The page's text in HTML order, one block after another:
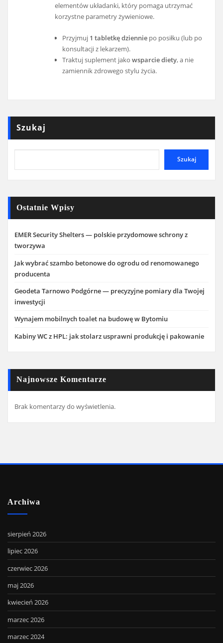
elementów układanki, który pomaga utrzymać
korzystne parametry żywieniowe.
Przyjmuj 1 tabletkę dzienniepo posiłku (lub po
konsultacji z lekarzem).
Traktuj suplement jako wsparcie diety, a nie
zamiennik zdrowego stylu życia.
Szukaj
Szukaj
Ostatnie Wpisy
EMER Security Shelters — polskie przydomowe schrony z
tworzywa
Jak wybrać szambo betonowe do ogrodu od renomowanego
producenta
Geodeta Tarnowo Podgórne — precyzyjne pomiary dla Twojej
inwestycji
Wynajem mobilnych toalet na budowę w Bytomiu
Kabiny WC z HPL: jak stolarz usprawni produkcję i pakowanie
Najnowsze Komentarze
Brak komentarzy do wyświetlenia.
Archiwa
sierpień 2026
lipiec 2026
czerwiec 2026
maj 2026
kwiecień 2026
marzec 2026
marzec 2024